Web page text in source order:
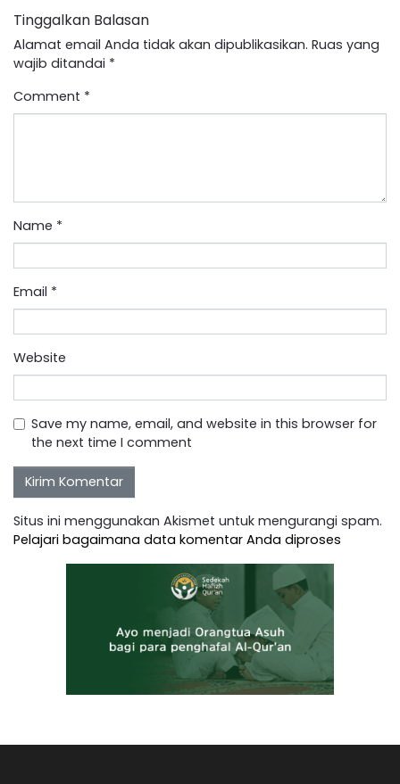
Tinggalkan Balasan
Alamat email Anda tidak akan dipublikasikan. Ruas yang
wajib ditandai *
Comment *
Name *
Email *
Website
Save my name, email, and website in this browser for
the next time I comment
Situs ini menggunakan Akismet untuk mengurangi spam.
Pelajari bagaimana data komentar Anda diproses